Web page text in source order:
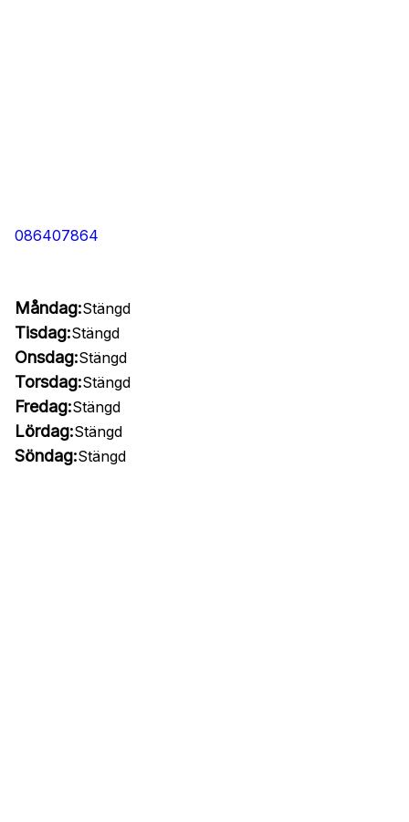
086407864
Måndag:Stängd
Tisdag:Stängd
Onsdag:Stängd
Torsdag:Stängd
Fredag:Stängd
Lördag:Stängd
Söndag:Stängd